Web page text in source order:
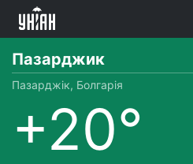
Пазарджик
Пазарджік, Болгарія
+20°